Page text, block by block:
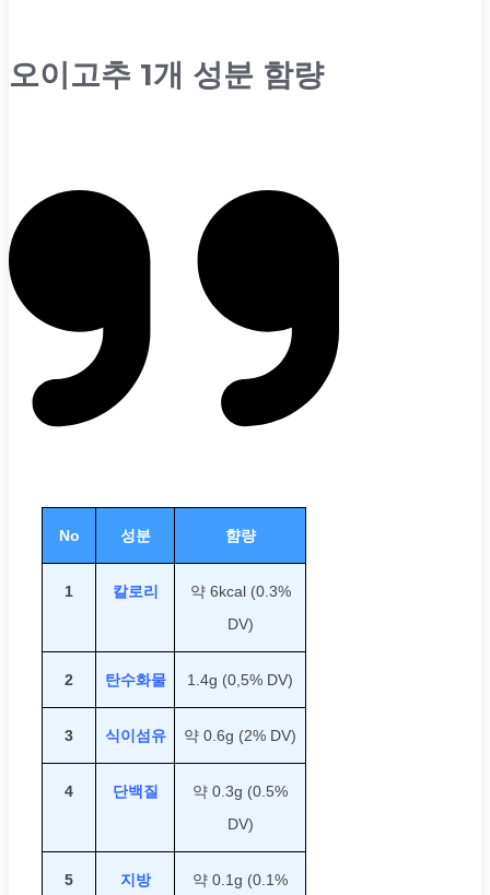
오이고추 1개 성분 함량
No 성분 햠량
1 칼로리
약 6kcal (0.3%
DV)
2 탄수화물 1.4g (0,5% DV)
3 식이섬유 약 0.6g (2% DV)
4 단백질
약 0.3g (0.5%
DV)
5 지방
약 0.1g (0.1%